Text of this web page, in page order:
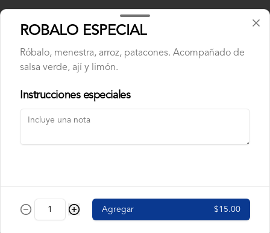
ARROZ CON CALAMAR
Acompañado de salsa verde, ají y limón.
$9.95
ROBALO ESPECIAL
Róbalo, menestra, arroz, patacones. Acompañado de
salsa verde, ají y limón.
Instrucciones especiales
Agregar $15.00